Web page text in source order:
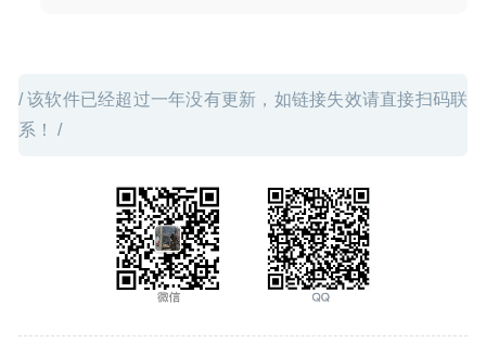
/ 该软件已经超过一年没有更新，如链接失效请直接扫码联
系！ /